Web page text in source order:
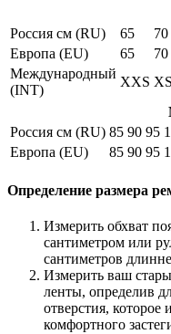
Россия см (RU)
65 70
Европа (EU)
65 70
Международный
(INT)
XXS XS
Россия см (RU) 85 90 95
Европа (EU)
85 90 95
Определение размера
Измерить обхват
сантиметром или
сантиметров
Измерить ваш
ленты, определив
отверстия, которое
комфортного